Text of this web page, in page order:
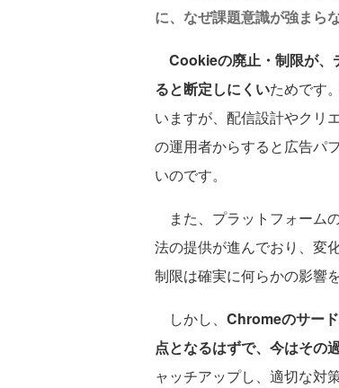
に、なぜ課題意識が強まら
Cookieの廃止・制限が、
ると断定しにくいためです
いますが、配信設計やクリ
の運用者からすると広告パ
いのです。
また、プラットフォーム
法の提供が進んでおり、変
制限は確実に何らかの影響
しかし、 Chromeのサー
点となるはずで、今はその
ャッチアップし、適切な対